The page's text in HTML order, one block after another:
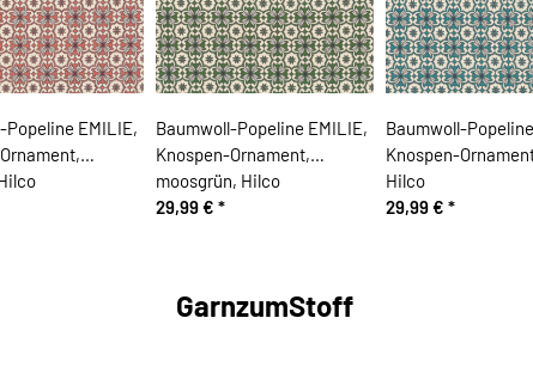
Popeline EMILIE,
Baumwoll-Popeline EMILIE,
Knospen-Ornament,
moosgrün, Hilco
29,99 € *
Baumwoll-
Knospen-
Hilco
29,99 € *
GarnzumStoff